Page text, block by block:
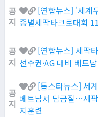
공
지
[연합뉴스] '세계
종별세팍타크로대회
공
지
[연합뉴스] 세팍
선수권·AG 대비 베트
공
지
[톱스타뉴스] 세
베트남서 담금질…세
지훈련